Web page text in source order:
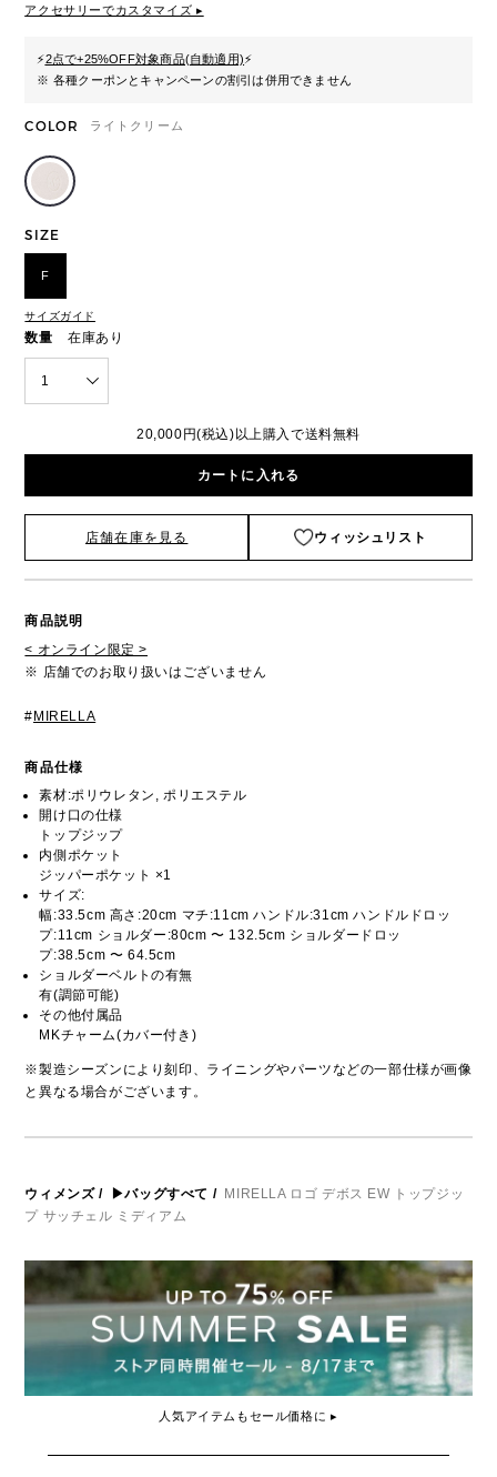
アクセサリーでカスタマイズ ▸
⚡2点で+25%OFF対象商品(自動適用)⚡
※ 各種クーポンとキャンペーンの割引は併用できません
COLOR ライトクリーム
SIZE
F
サイズガイド
数量 在庫あり
1
20,000円(税込)以上購入で送料無料
カートに入れる
店舗在庫を見る ウィッシュリスト
商品説明
< オンライン限定 >
※ 店舗でのお取り扱いはございません
# MIRELLA
商品仕様
素材:ポリウレタン, ポリエステル
開け口の仕様
トップジップ
内側ポケット
ジッパーポケット ×1
サイズ:
幅:33.5cm 高さ:20cm マチ:11cm ハンドル:31cm ハンドルドロッ
プ:11cm ショルダー:80cm 〜 132.5cm ショルダードロッ
プ:38.5cm 〜 64.5cm
ショルダーベルトの有無
有(調節可能)
その他付属品
MKチャーム(カバー付き)
※製造シーズンにより刻印、ライニングやパーツなどの一部仕様が画像
と異なる場合がございます。
ウィメンズ/ ▶バッグすべて / MIRELLA ロゴ デボス EW トップジッ
プ サッチェル ミディアム
人気アイテムもセール価格に ▸